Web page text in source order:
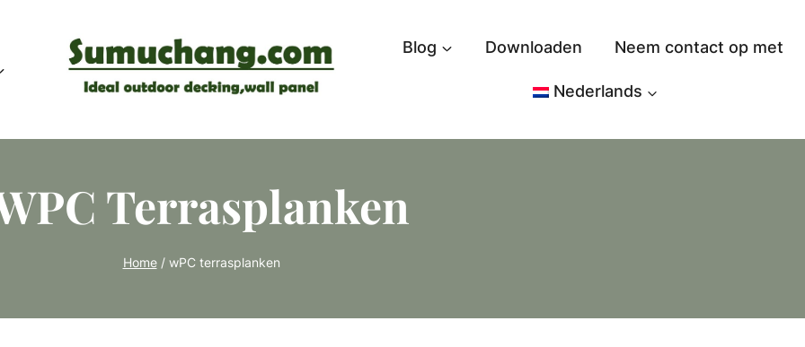
Blog Downloaden Neem contact op met
Nederlands
Terrasplanken
Home / wPC terrasplanken